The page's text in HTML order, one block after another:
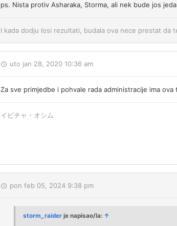
ps. Nista protiv Asharaka, Storma, ali nek bude jos
I kada dodju losi rezultati, budala ova nece prestat da
uto jan 28, 2020 10:36 am
Za sve primjedbe i pohvale rada administracije ima
イビチャ・オシム
pon feb 05, 2024 9:38 pm
storm_raider je napisao/la: ↑